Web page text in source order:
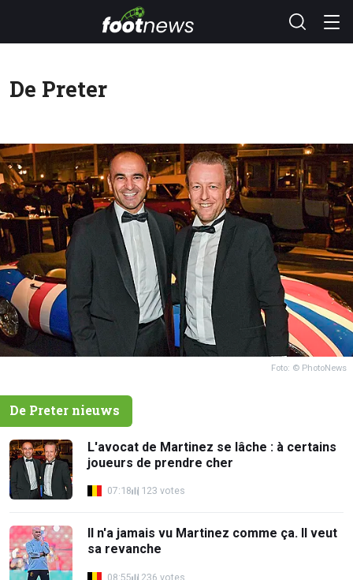
De Preter
Foto: © PhotoNews
De Preter nieuws
L'avocat de Martinez se lâche : à certains
joueurs de prendre cher
07:18 123 votes
Il n'a jamais vu Martinez comme ça. Il veut
sa revanche
08:55 236 votes